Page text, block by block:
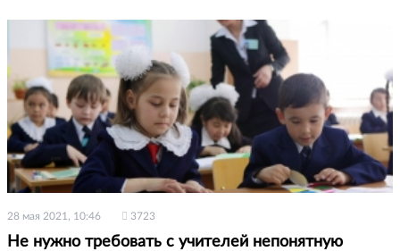
28 мая 2021, 10:46 3723
Не нужно требовать с учителей непонятную